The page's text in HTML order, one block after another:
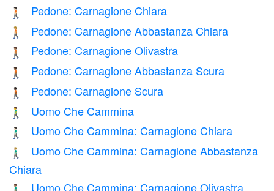
🚶🏻 Pedone: Carnagione Chiara
🚶🏼 Pedone: Carnagione Abbastanza Chiara
🚶🏽 Pedone: Carnagione Olivastra
🚶🏾 Pedone: Carnagione Abbastanza Scura
🚶🏿 Pedone: Carnagione Scura
🚶‍♂️ Uomo Che Cammina
🚶🏻‍♂️ Uomo Che Cammina: Carnagione Chiara
🚶🏼‍♂️
Uomo Che Cammina: Carnagione Abbastanza
Chiara
Uomo Che Cammina: Carnagione Olivastra